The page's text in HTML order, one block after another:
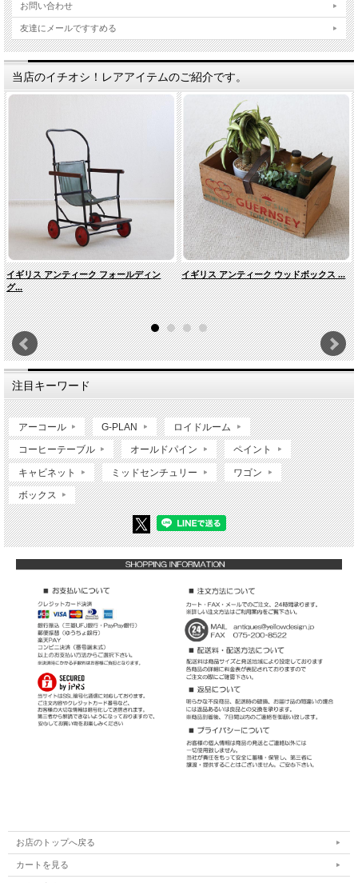
お問い合わせ
友達にメールですすめる
当店のイチオシ！レアアイテムのご紹介です。
イギリス アンティーク フォールディン
グ...
イギリス アンティーク ウッドボックス ...
注目キーワード
アーコール G-PLAN ロイドルーム
コーヒーテーブル オールドパイン ペイント
キャビネット ミッドセンチュリー ワゴン
ボックス
お店のトップへ戻る
カートを見る